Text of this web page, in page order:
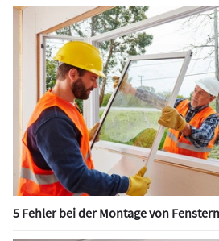
5 Fehler bei der Montage von Fenstern